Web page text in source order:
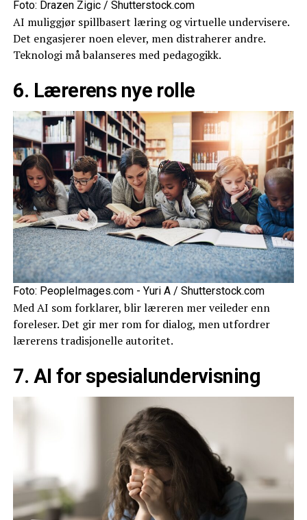
Foto: Drazen Zigic / Shutterstock.com
AI muliggjør spillbasert læring og virtuelle undervisere.
Det engasjerer noen elever, men distraherer andre.
Teknologi må balanseres med pedagogikk.
6. Lærerens nye rolle
Foto: PeopleImages.com - Yuri A / Shutterstock.com
Med AI som forklarer, blir læreren mer veileder enn
foreleser. Det gir mer rom for dialog, men utfordrer
lærerens tradisjonelle autoritet.
7. AI for spesialundervisning